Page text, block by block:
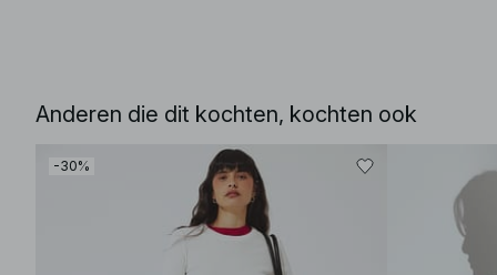
Anderen die dit kochten, kochten ook
-30%